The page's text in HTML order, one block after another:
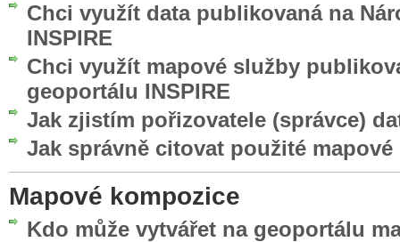
Chci využít data publikovaná na
INSPIRE
Chci využít mapové služby
geoportálu INSPIRE
Jak zjistím pořizovatele (správce)
Jak správně citovat použité
Mapové kompozice
Kdo může vytvářet na geoportálu